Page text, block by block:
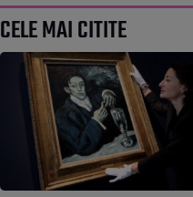
CELE MAI CITITE